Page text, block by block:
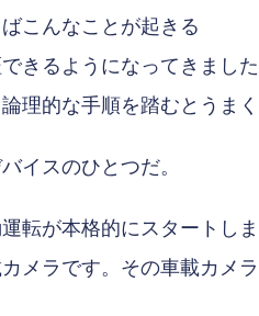
こんなことが起きる
きるようになってきまし
理的な手順を踏むとうま
イスのひとつだ。
転が本格的にスタートし
メラです。その車載カメ